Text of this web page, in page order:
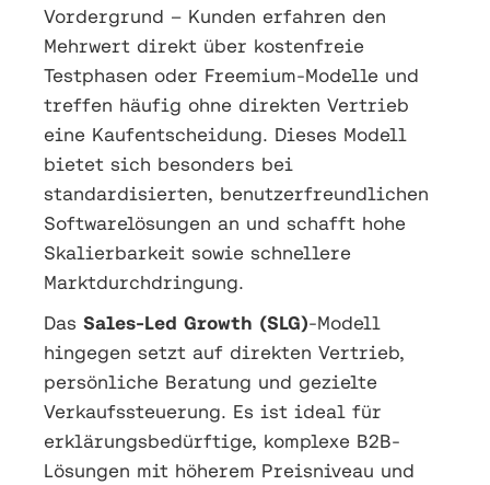
Vordergrund – Kunden erfahren den
Mehrwert direkt über kostenfreie
Testphasen oder Freemium-Modelle und
treffen häufig ohne direkten Vertrieb
eine Kaufentscheidung. Dieses Modell
bietet sich besonders bei
standardisierten, benutzerfreundlichen
Softwarelösungen an und schafft hohe
Skalierbarkeit sowie schnellere
Marktdurchdringung.
Das Sales-Led Growth (SLG)-Modell
hingegen setzt auf direkten Vertrieb,
persönliche Beratung und gezielte
Verkaufssteuerung. Es ist ideal für
erklärungsbedürftige, komplexe B2B-
Lösungen mit höherem Preisniveau und